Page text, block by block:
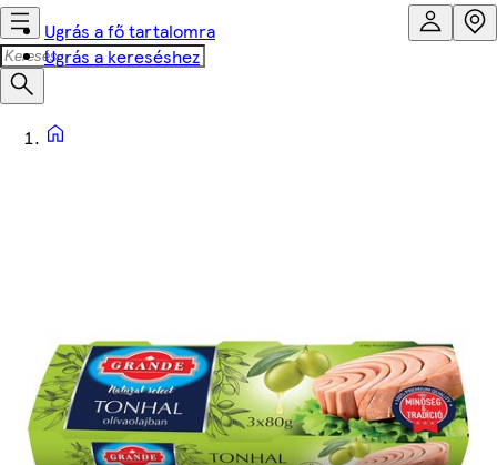
Ugrás a fő tartalomra
Ugrás a kereséshez